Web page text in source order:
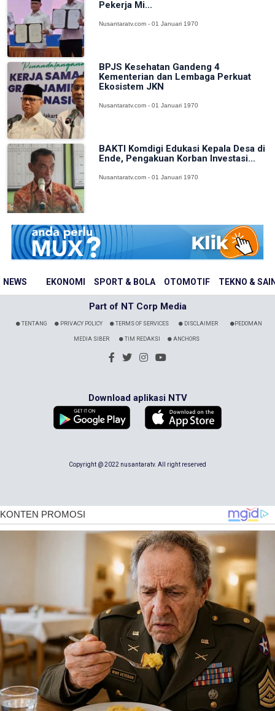
NEWS EKONOMI SPORT & BOLA OTOMOTIF TEKNO &
Pekerja Mi...
Nusantaratv.com - 01 Januari 1970
BPJS Kesehatan Gandeng 4
Kementerian dan Lembaga Perkuat
Ekosistem JKN
Nusantaratv.com - 01 Januari 1970
BAKTI Komdigi Edukasi Kepala Desa di
Ende, Pengakuan Korban Investasi...
Nusantaratv.com - 01 Januari 1970
Part of NT Corp Media
TENTANG PRIVACY POLICY TERMS OF SERVICES DISCLAIMER PEDOMAN
MEDIA SIBER TIM REDAKSI ANCHORS
Download aplikasi NTV
Copyright @ 2022 nusantaratv. All right reserved